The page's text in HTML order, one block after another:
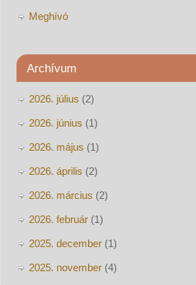
Meghívó
Archívum
2026. július (2)
2026. június (1)
2026. május (1)
2026. április (2)
2026. március (2)
2026. február(1)
2025. december(1)
2025. november(4)